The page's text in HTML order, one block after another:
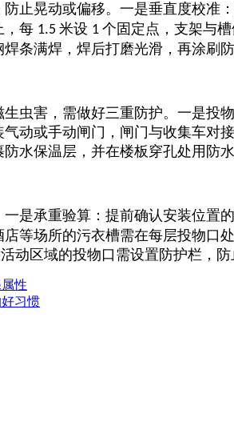
止晃动或偏移。一是垂直度校准
，每 1.5 米设 1 个固定点，支架与
条满焊，焊后打磨光滑，再涂刷
虫害，需做好三重防护。一是
动或手动闸门，闸门与收集车
水保温层，并在楼板穿孔处用防
是承重验算：提前确认安装位置
等场所的污衣槽需在每层投物口
动区域的投物口需设置防护栏，防
性
习惯